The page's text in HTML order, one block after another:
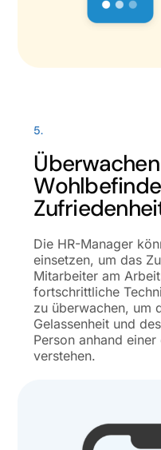
5.
Die HR-Manager
einsetzen, um das
Mitarbeiter am
fortschrittliche
zu überwachen, um
Gelassenheit und
Person anhand
verstehen.